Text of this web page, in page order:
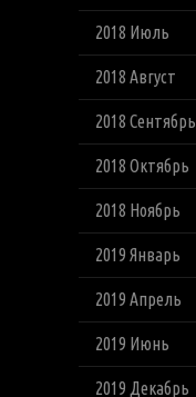
2018 Июль
2018 Август
2018 Сентябрь
2018 Октябрь
2018 Ноябрь
2019 Январь
2019 Апрель
2019 Июнь
2019 Декабрь